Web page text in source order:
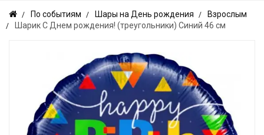
По событиям Шары на День рождения
Взрослым
Шарик С Днем рождения! (треугольники) Синий 46 см